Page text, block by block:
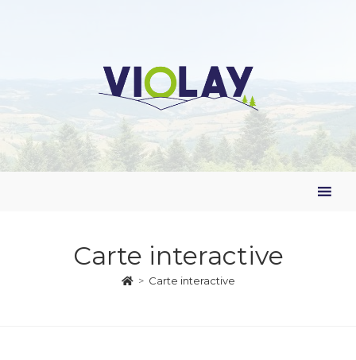
Carte interactive
> Carte interactive